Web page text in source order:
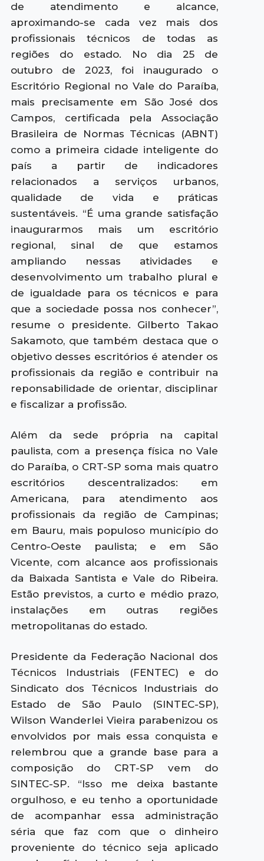
de atendimento e alcance,
aproximando-se cada vez mais dos
profissionais técnicos de todas as
regiões do estado. No dia 25 de
outubro de 2023, foi inaugurado o
Escritório Regional no Vale do Paraíba,
mais precisamente em São José dos
Campos, certificada pela Associação
Brasileira de Normas Técnicas (ABNT)
como a primeira cidade inteligente do
país a partir de indicadores
relacionados a serviços urbanos,
qualidade de vida e práticas
sustentáveis. “É uma grande satisfação
inaugurarmos mais um escritório
regional, sinal de que estamos
ampliando nessas atividades e
desenvolvimento um trabalho plural e
de igualdade para os técnicos e para
que a sociedade possa nos conhecer”,
resume o presidente. Gilberto Takao
Sakamoto, que também destaca que o
objetivo desses escritórios é atender os
profissionais da região e contribuir na
reponsabilidade de orientar, disciplinar
e fiscalizar a profissão.
Além da sede própria na capital
paulista, com a presença física no Vale
do Paraíba, o CRT-SP soma mais quatro
escritórios descentralizados: em
Americana, para atendimento aos
profissionais da região de Campinas;
em Bauru, mais populoso município do
Centro-Oeste paulista; e em São
Vicente, com alcance aos profissionais
da Baixada Santista e Vale do Ribeira.
Estão previstos, a curto e médio prazo,
instalações em outras regiões
metropolitanas do estado.
Presidente da Federação Nacional dos
Técnicos Industriais (FENTEC) e do
Sindicato dos Técnicos Industriais do
Estado de São Paulo (SINTEC-SP),
Wilson Wanderlei Vieira parabenizou os
envolvidos por mais essa conquista e
relembrou que a grande base para a
composição do CRT-SP vem do
SINTEC-SP. “Isso me deixa bastante
orgulhoso, e eu tenho a oportunidade
de acompanhar essa administração
séria que faz com que o dinheiro
proveniente do técnico seja aplicado